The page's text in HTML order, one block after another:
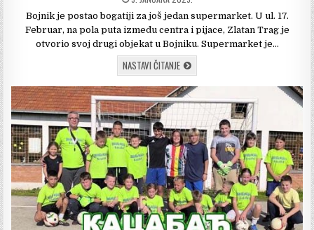
OBJAVLJIVANJA:
Bojnik je postao bogatiji za još jedan supermarket. U ul. 17.
Februar, na pola puta između centra i pijace, Zlatan Trag je
otvorio svoj drugi objekat u Bojniku. Supermarket je…
NASTAVI ČITANJENOVI
ZLATAN
U
BOJNIKU